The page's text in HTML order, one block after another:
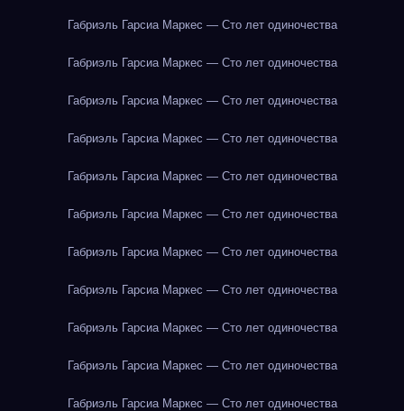
Габриэль Гарсиа Маркес — Сто лет одиночества
Габриэль Гарсиа Маркес — Сто лет одиночества
Габриэль Гарсиа Маркес — Сто лет одиночества
Габриэль Гарсиа Маркес — Сто лет одиночества
Габриэль Гарсиа Маркес — Сто лет одиночества
Габриэль Гарсиа Маркес — Сто лет одиночества
Габриэль Гарсиа Маркес — Сто лет одиночества
Габриэль Гарсиа Маркес — Сто лет одиночества
Габриэль Гарсиа Маркес — Сто лет одиночества
Габриэль Гарсиа Маркес — Сто лет одиночества
Габриэль Гарсиа Маркес — Сто лет одиночества